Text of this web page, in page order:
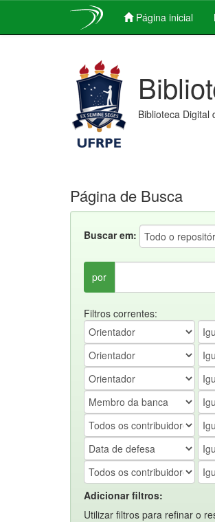
Página inicial
Biblioteca Digital
Página de Busca
Buscar em:
por
Filtros correntes:
Adicionar filtros:
Utilizar filtros para refinar o